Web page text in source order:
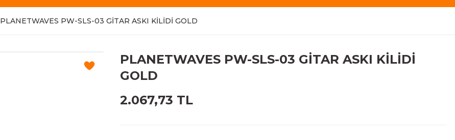
PLANETWAVES PW-SLS-03 GİTAR ASKI KİLİDİ GOLD
PLANETWAVES PW-SLS-03 GİTAR ASKI KİLİDİ
GOLD
2.067,73 TL